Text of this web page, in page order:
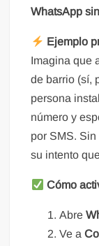
WhatsApp
Ejemplo
Imagina que
de barrio (sí,
persona
número y
por SMS. Sin
su intento
Cómo
Abre
Ve a